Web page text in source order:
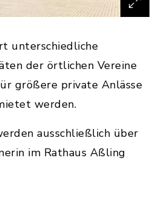
unterschiedliche
der örtlichen Vereine
größere private Anlässe
werden.
ausschließlich über
im Rathaus Aßling